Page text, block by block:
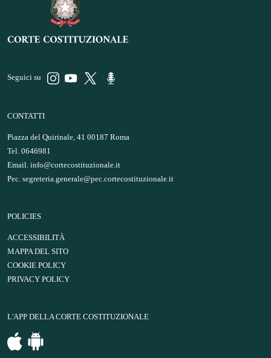
Seguici su
CONTATTI
Piazza del Quirinale, 41 00187 Roma
Tel. 0646981
Email. info@cortecostituzionale.it
Pec. segreteria.generale@pec.cortecostituzionale.it
POLICIES
ACCESSIBILITÀ
MAPPA DEL SITO
COOKIE POLICY
PRIVACY POLICY
L'APP DELLA CORTE COSTITUZIONALE